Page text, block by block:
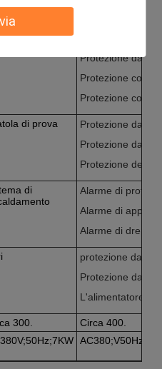
ad aria
di
Protezione da
Protezione
Protezione
di prova
Protezione da
Protezione da
Protezione del
di
Alarme di
Alarme di
Alarme di
protezione da
Protezione da
L'alimentatore
300.
Circa 400.